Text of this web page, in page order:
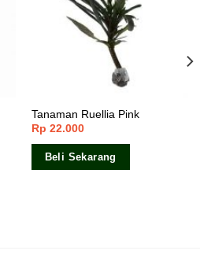
Tanaman Ruellia Pink
Rp 22.000
Beli Sekarang